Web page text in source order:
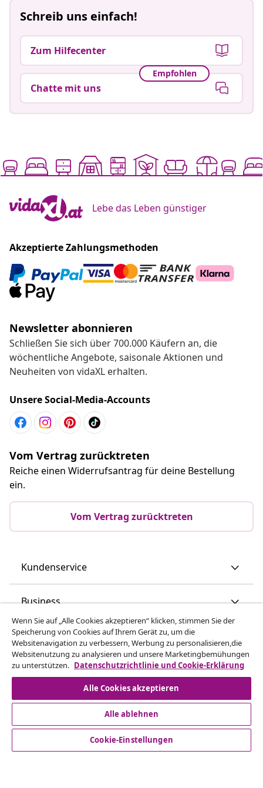
Schreib uns einfach!
Zum Hilfecenter
Empfohlen
Chatte mit uns
Lebe das Leben günstiger
Akzeptierte Zahlungsmethoden
Newsletter abonnieren
Schließen Sie sich über 700.000 Käufern an, die
wöchentliche Angebote, saisonale Aktionen und
Neuheiten von vidaXL erhalten.
Unsere Social-Media-Accounts
Vom Vertrag zurücktreten
Reiche einen Widerrufsantrag für deine Bestellung
ein.
Vom Vertrag zurücktreten
Kundenservice
Business
vidaXL
Mehr entdecken
Wenn Sie auf „Alle Cookies akzeptieren“ klicken, stimmen Sie der
Speicherung von Cookies auf Ihrem Gerät zu, um die
Websitenavigation zu verbessern, Werbung zu personalisieren,die
Websitenutzung zu analysieren und unsere Marketingbemühungen
zu unterstützen. Datenschutzrichtlinie und Cookie-Erklärung
Alle Cookies akzeptieren
Alle ablehnen
Cookie-Einstellungen